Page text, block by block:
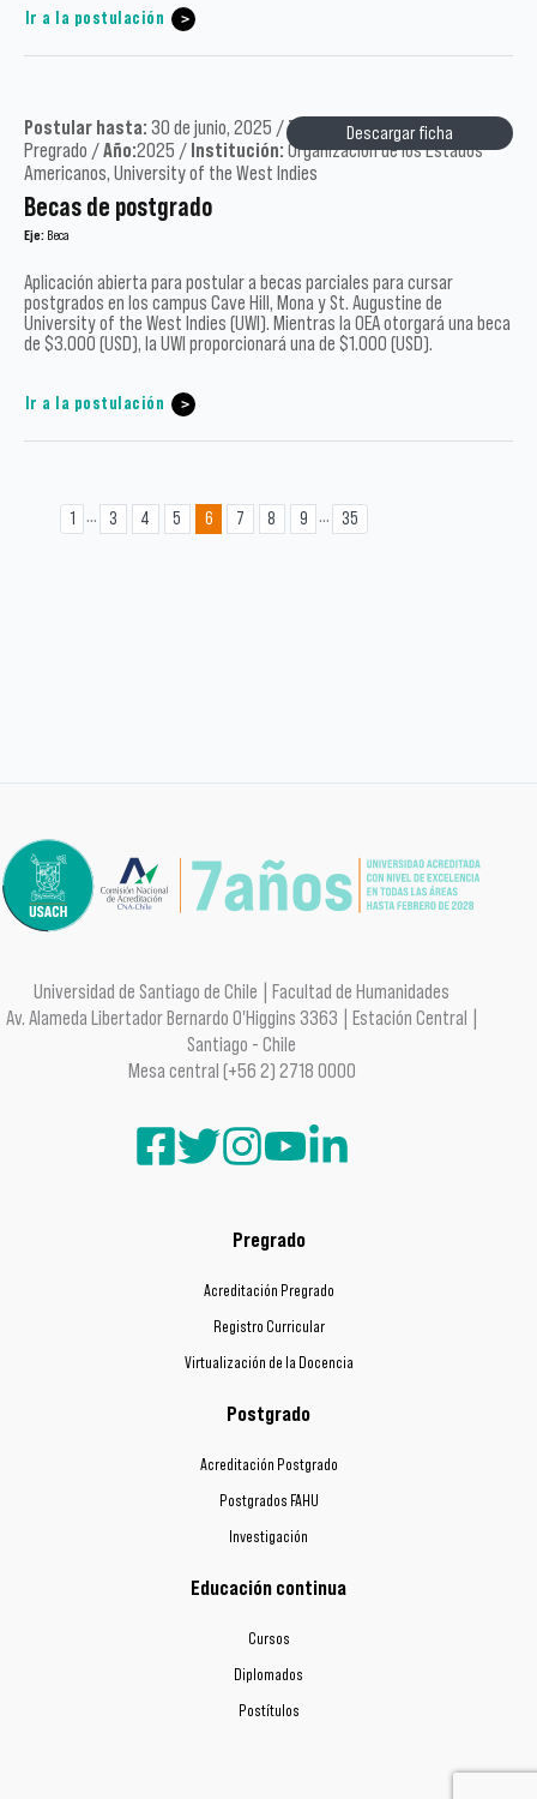
Ir a la postulación
Descargar ficha
Postular hasta: 30 de junio, 2025 /Tipo:
Académicos, Postgrado,
Pregrado /Año:2025 / Institución: Organización de los Estados
Americanos, University of the West Indies
Becas de postgrado
Eje: Beca
Aplicación abierta para postular a becas parciales para cursar
postgrados en los campus Cave Hill, Mona y St. Augustine de
University of the West Indies (UWI). Mientras la OEA otorgará una beca
de $3.000 (USD), la UWI proporcionará una de $1.000 (USD).
Ir a la postulación
1 ... 3 4 5 6 7 8 9 ... 35
Universidad de Santiago de Chile | Facultad de Humanidades
Av. Alameda Libertador Bernardo O'Higgins 3363 | Estación Central |
Santiago - Chile
Mesa central (+56 2) 2718 0000
Pregrado
Acreditación Pregrado
Registro Curricular
Virtualización de la Docencia
Postgrado
Acreditación Postgrado
Postgrados FAHU
Investigación
Educación continua
Cursos
Diplomados
Postítulos